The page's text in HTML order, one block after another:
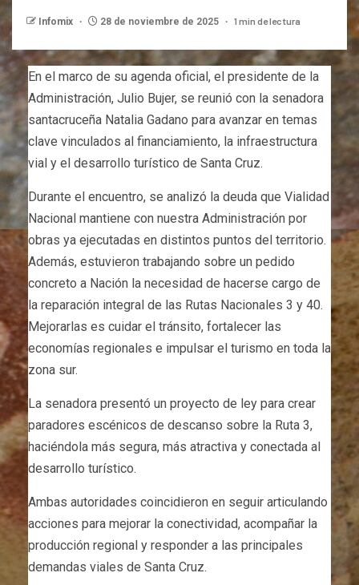
Infomix 28 de noviembre de 2025 1 min de lectura
En el marco de su agenda oficial, el presidente de la
Administración, Julio Bujer, se reunió con la senadora
santacruceña Natalia Gadano para avanzar en temas
clave vinculados al financiamiento, la infraestructura
vial y el desarrollo turístico de Santa Cruz.
Durante el encuentro, se analizó la deuda que Vialidad
Nacional mantiene con nuestra Administración por
obras ya ejecutadas en distintos puntos del territorio.
Además, estuvieron trabajando sobre un pedido
concreto a Nación la necesidad de hacerse cargo de
la reparación integral de las Rutas Nacionales 3 y 40.
Mejorarlas es cuidar el tránsito, fortalecer las
economías regionales e impulsar el turismo en toda la
zona sur.
La senadora presentó un proyecto de ley para crear
paradores escénicos de descanso sobre la Ruta 3,
haciéndola más segura, más atractiva y conectada al
desarrollo turístico.
Ambas autoridades coincidieron en seguir articulando
acciones para mejorar la conectividad, acompañar la
producción regional y responder a las principales
demandas viales de Santa Cruz.